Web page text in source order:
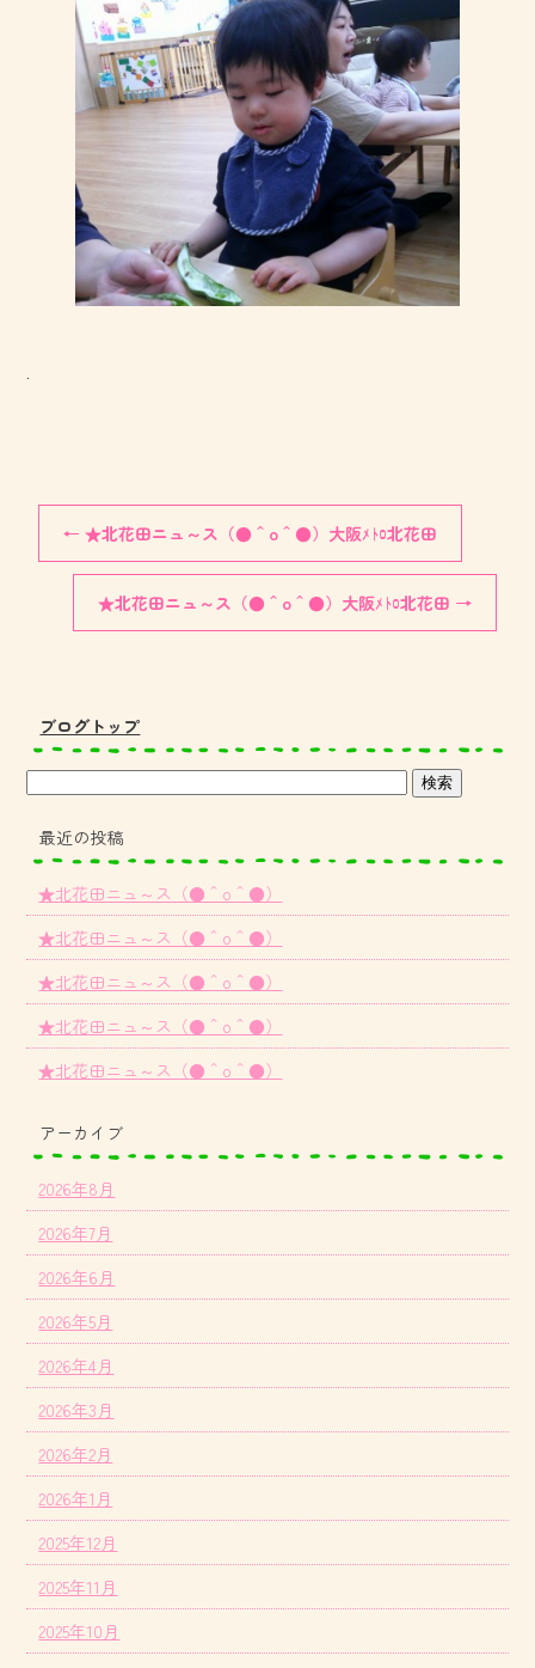
.
← ★北花田ニュ～ス（●＾o＾●）大阪ﾒﾄﾛ北花田
★北花田ニュ～ス（●＾o＾●）大阪ﾒﾄﾛ北花田 →
ブログトップ
最近の投稿
★北花田ニュ～ス（●＾o＾●）
★北花田ニュ～ス（●＾o＾●）
★北花田ニュ～ス（●＾o＾●）
★北花田ニュ～ス（●＾o＾●）
★北花田ニュ～ス（●＾o＾●）
アーカイブ
2026年8月
2026年7月
2026年6月
2026年5月
2026年4月
2026年3月
2026年2月
2026年1月
2025年12月
2025年11月
2025年10月